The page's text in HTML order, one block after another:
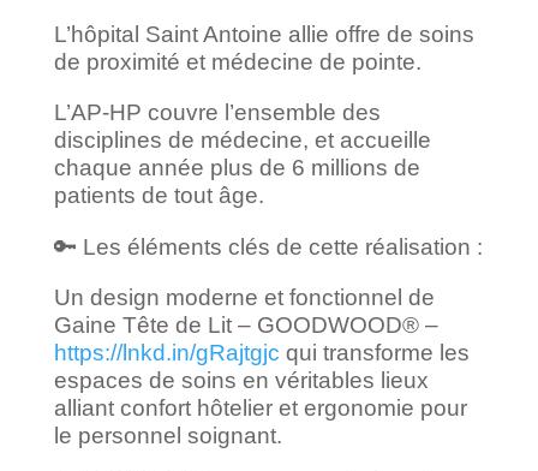
L’hôpital Saint Antoine allie offre de soins
de proximité et médecine de pointe.
L’AP-HP couvre l’ensemble des
disciplines de médecine, et accueille
chaque année plus de 6 millions de
patients de tout âge.
🔑 Les éléments clés de cette réalisation :
Un design moderne et fonctionnel de
Gaine Tête de Lit – GOODWOOD® –
https://lnkd.in/gRajtgjc qui transforme les
espaces de soins en véritables lieux
alliant confort hôtelier et ergonomie pour
le personnel soignant.